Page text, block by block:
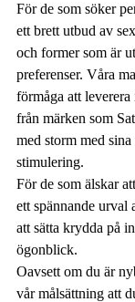
För de som söker
ett brett utbud av
och former som är
preferenser. Våra
förmåga att
från märken som
med storm med
stimulering.
För de som älskar
ett spännande urval
att sätta krydda på
ögonblick.
Oavsett om du är
vår målsättning att